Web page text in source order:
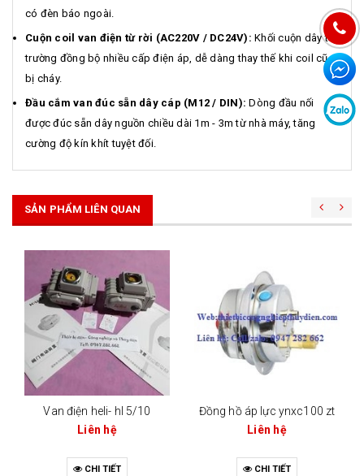
có đèn báo ngoài.
Cuộn coil van điện từ rời (AC220V / DC24V): Khối cuộn dây từ
trường đồng bộ nhiều cấp điện áp, dễ dàng thay thế khi coil cũ
bị cháy.
Đầu cắm van đúc sẵn dây cáp (M12 / DIN): Dòng đầu nối
được đúc sẵn dây nguồn chiều dài 1m - 3m từ nhà máy, tăng
cường độ kín khít tuyệt đối.
SẢN PHẨM LIÊN QUAN
Van điện heli- hl 5/10
Liên hệ
CHI TIẾT
Đồng hồ áp lực ynxc100 zt
Liên hệ
CHI TIẾT